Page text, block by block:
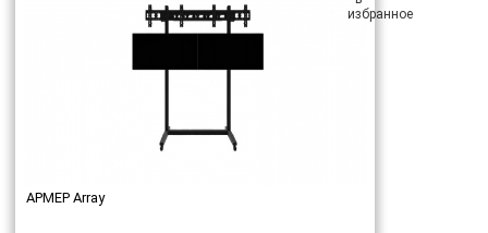
АРМЕР Array